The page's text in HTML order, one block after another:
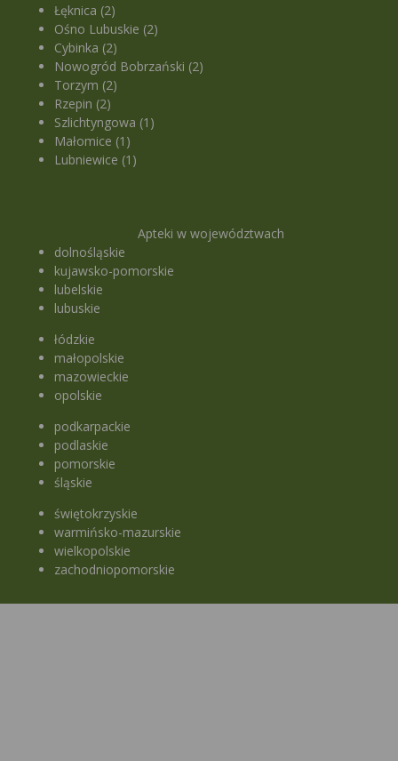
Łęknica (2)
Ośno Lubuskie (2)
Cybinka (2)
Nowogród Bobrzański (2)
Torzym (2)
Rzepin (2)
Szlichtyngowa (1)
Małomice (1)
Lubniewice (1)
Apteki w województwach
dolnośląskie
kujawsko-pomorskie
lubelskie
lubuskie
łódzkie
małopolskie
mazowieckie
opolskie
podkarpackie
podlaskie
pomorskie
śląskie
świętokrzyskie
warmińsko-mazurskie
wielkopolskie
zachodniopomorskie